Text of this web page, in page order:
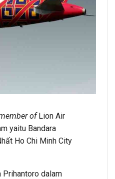
ofLion Air
yaitu Bandara
Ho Chi Minh City
Prihantoro dalam